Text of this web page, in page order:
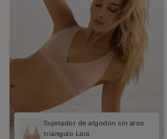
Sujetador de algodón sin aros
triángulo Lara